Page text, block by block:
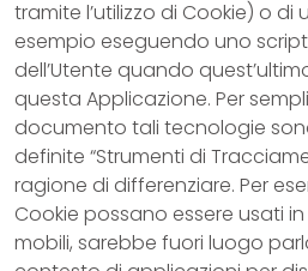
tramite l’utilizzo di Cookie) o di
esempio eseguendo uno
dell’Utente quando
questa Applicazione. Per
documento tali tecnologie
definite “Strumenti di
ragione di differenziare. Per
Cookie possano essere usati
mobili, sarebbe fuori luogo